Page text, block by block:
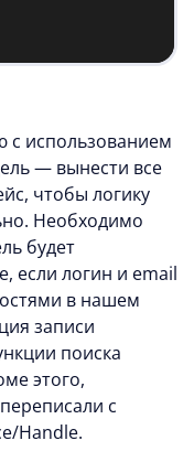
с использованием
— вынести все
чтобы логику
Необходимо
будет
если логин и email
в нашем
записи
поиска
этого,
с
Handle.